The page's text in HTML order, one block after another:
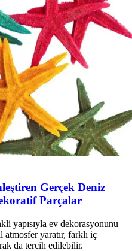
Gerçek Deniz
Parçalar
yapısıyla ev dekorasyonunu
atmosfer yaratır, farklı iç
da tercih edilebilir.